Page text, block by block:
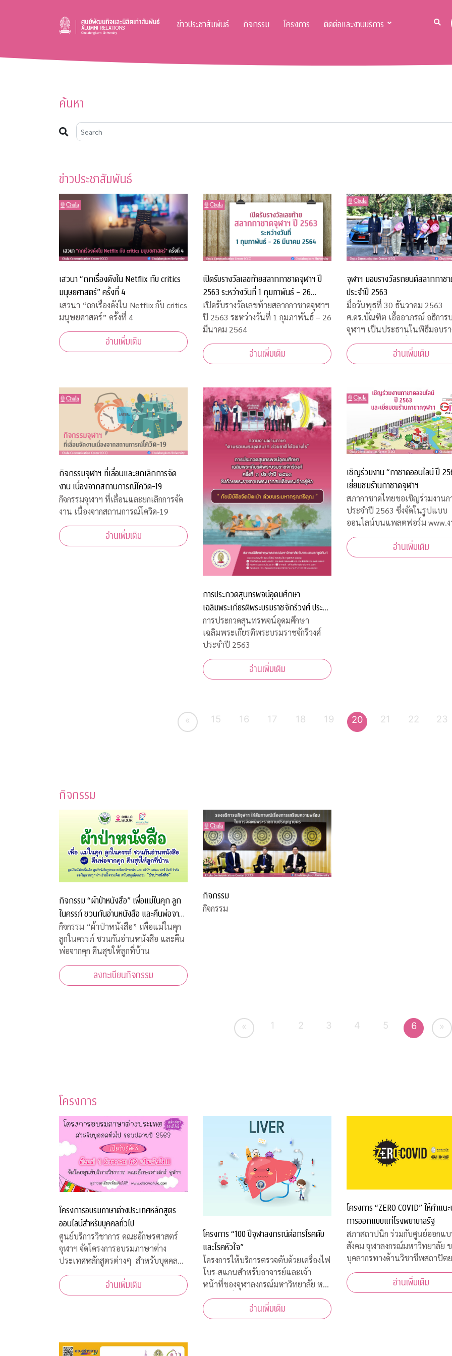
ข่าวประชาสัมพันธ์ กิจกรรม โครงการ ติดต่อและงานบริการ
ค้นหา
ข่าวประชาสัมพันธ์
เสวนา “ถกเรื่องดังใน Netflix กับ critics
มนุษยศาสตร์” ครั้งที่ 4
เสวนา “ถกเรื่องดังใน Netflix กับ critics
มนุษยศาสตร์” ครั้งที่ 4
อ่านเพิ่มเติม
เปิดรับรางวัลเลขท้ายสลากกาชาดจุฬาฯ ปี
2563 ระหว่างวันที่ 1 กุมภาพันธ์ – 26
มีนาคม 2564
เปิดรับรางวัลเลขท้ายสลากกาชาดจุฬาฯ
ปี 2563 ระหว่างวันที่ 1 กุมภาพันธ์ – 26
มีนาคม 2564
อ่านเพิ่มเติม
จุฬาฯ มอบรางวัลรถยนต์สลากกาช
ประจำปี 2563
มื่อวันพุธที่ 30 ธันวาคม 2563
ศ.ดร.บัณฑิต เอื้ออาภรณ์ อธิการ
จุฬาฯ เป็นประธานในพิธีมอบรา
รถยนต์แก่ผู้โชคดีที่ได้รับรางวัลจ
กาชาดจุฬาฯ ประจำปี 2563 โด
บริหารมหาวิทยาลัยและคณะกร
ปี 2563 ร่วมแสดงความยินดีกั
อ่านเพิ่มเติม
กิจกรรมจุฬาฯ ที่เลื่อนและยกเลิกการจัด
งาน เนื่องจากสถานการณ์โควิด-19
กิจกรรมจุฬาฯ ที่เลื่อนและยกเลิกการจัด
งาน เนื่องจากสถานการณ์โควิด-19
อ่านเพิ่มเติม
การประกวดสุนทรพจน์อุดมศึกษา
เฉลิมพระเกียรติพระบรมราชจักรีวงศ์ ประจำ
ปี 2563
การประกวดสุนทรพจน์อุดมศึกษา
เฉลิมพระเกียรติพระบรมราชจักรีวงศ์
ประจำปี 2563
อ่านเพิ่มเติม
เชิญร่วมงาน “กาชาดออนไลน์ ปี
เยี่ยมชมร้านกาชาดจุฬาฯ
สภากาชาดไทยขอเชิญร่วมงานก
ประจำปี 2563 ซึ่งจัดในรูปแบบ
ออนไลน์บนแพลตฟอร์ม www.
กาชาด.com ภายใต้แนวคิด
“Connectivity of Giving #ให้ด้
พรมแดน” ระหว่างวันที่ 19 –
อ่านเพิ่มเติม
« 15 16 17 18 19 20 21 22 23
กิจกรรม
กิจกรรม “ผ้าป่าหนังสือ” เพื่อแม่ในคุก ลูก
ในครรภ์ ชวนกันอ่านหนังสือ และคืนพ่อจาก
คุก คืนสุขให้ลูกที่บ้าน
กิจกรรม “ผ้าป่าหนังสือ” เพื่อแม่ในคุก
ลูกในครรภ์ ชวนกันอ่านหนังสือ และคืน
พ่อจากคุก คืนสุขให้ลูกที่บ้าน
ลงทะเบียนกิจกรรม
กิจกรรม
กิจกรรม
« 1 2 3 4 5 6 »
โครงการ
โครงการอบรมภาษาต่างประเทศหลักสูตร
ออนไลน์สำหรับบุคคลทั่วไป
ศูนย์บริการวิชาการ คณะอักษรศาสตร์
จุฬาฯ จัดโครงการอบรมภาษาต่าง
ประเทศหลักสูตรต่างๆ สำหรับบุคคล
ทั่วไป รอบปลายปี 2563 โดยจัดอบรม
หลักสูตรออนไลน์ เพื่อความปลอดภัย
ของผู้สอนและผู้เข้าร่วมการอบรมทุกคน
อ่านเพิ่มเติม
โครงการ “100 ปีจุฬาลงกรณ์ต่อกรโรคตับ
และโรคหัวใจ”
โครงการให้บริการตรวจตับด้วยเครื่องไฟ
โบร-สแกนสำหรับอาจารย์และเจ้า
หน้าที่ของจุฬาลงกรณ์มหาวิทยาลัย หรือ
เจ้าหน้าที่โรงพยาบาลจุฬาลงกรณ์
สภากาชาดไทย ระหว่างวันที่ 16-18
มีนาคม 2563 เวลา 08.00-15.00 ณ
อ่านเพิ่มเติม
โครงการ “ZERO COVID” ให้คำแน
การออกแบบแก่โรงพยาบาลรัฐ
สภาสถาปนิก ร่วมกับศูนย์ออกแ
สังคม จุฬาลงกรณ์มหาวิทยาลัย
บุคลากรทางด้านวิชาชีพสถาปัต
และการออกแบบในสาขาต่างๆ
โครงการ “ZERO COVID” เพื่อ
ช่วยเหลือด้านการออกแบบแก่โร
อ่านเพิ่มเติม